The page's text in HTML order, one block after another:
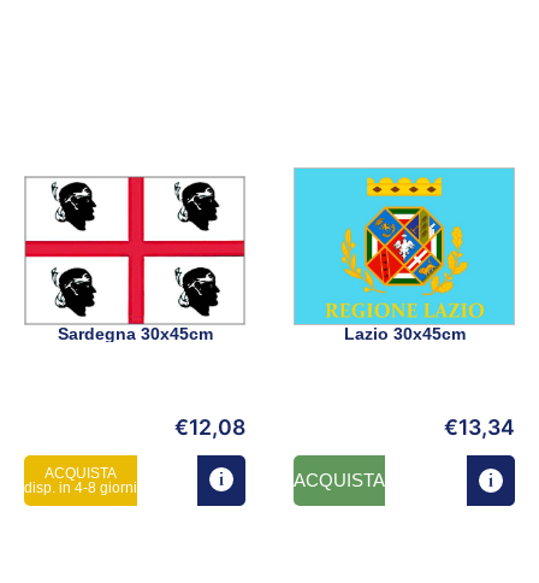
Sardegna 30x45cm
€12,08
ACQUISTA
disp. in 4-8 giorni
Lazio 30x45cm
€13,34
ACQUISTA